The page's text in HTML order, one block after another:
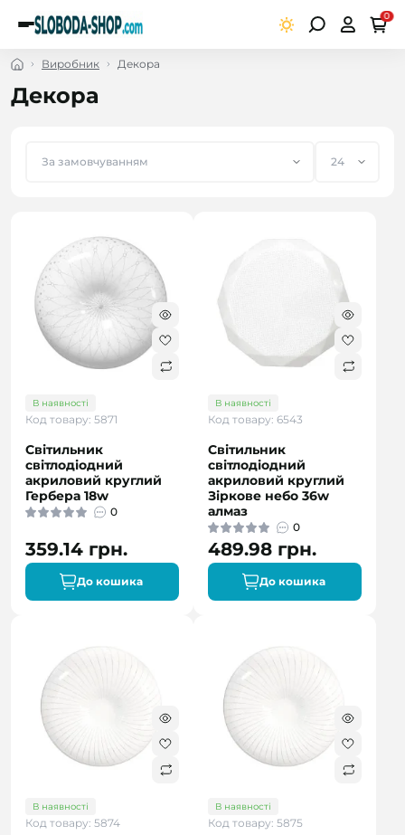
0
Виробник Декора
Декора
В наявності
Код товару: 5871
Світильник
світлодіодний
акриловий круглий
Гербера 18w
0
359.14 грн.
До кошика
В наявності
Код товару: 6543
Світильник
світлодіодний
акриловий круглий
Зіркове небо 36w
алмаз
0
489.98 грн.
До кошика
В наявності
Код товару: 5874
В наявності
Код товару: 5875